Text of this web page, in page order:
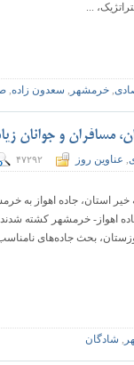
...
, خرمشهر , سعدون زاده,
مسافران و جوانان
عناوین روز ۴۷۲۹۲
خیر استان، جاده اهواز
اهواز- خرمشهر کشته
بحث جاده‌های
, شادگان